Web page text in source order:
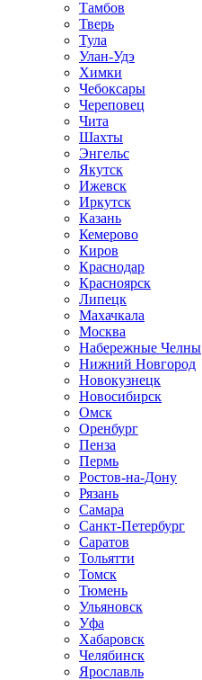
Тамбов
Тверь
Тула
Улан-Удэ
Химки
Чебоксары
Череповец
Чита
Шахты
Энгельс
Якутск
Ижевск
Иркутск
Казань
Кемерово
Киров
Краснодар
Красноярск
Липецк
Махачкала
Москва
Набережные Челны
Нижний Новгород
Новокузнецк
Новосибирск
Омск
Оренбург
Пенза
Пермь
Ростов-на-Дону
Рязань
Самара
Санкт-Петербург
Саратов
Тольятти
Томск
Тюмень
Ульяновск
Уфа
Хабаровск
Челябинск
Ярославль